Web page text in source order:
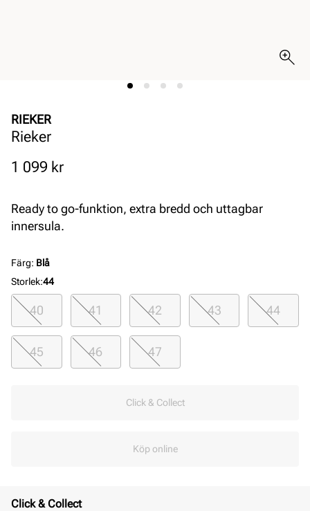
RIEKER
Rieker
Pris
1 099 kr
Ready to go-funktion, extra bredd och uttagbar
innersula.
Färg: Blå
Storlek:44
40 41 42 43 44
45 46 47
Click & Collect
Köp online
Click & Collect